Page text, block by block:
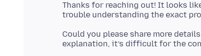
Thanks for reaching out! It looks
Could you please share more